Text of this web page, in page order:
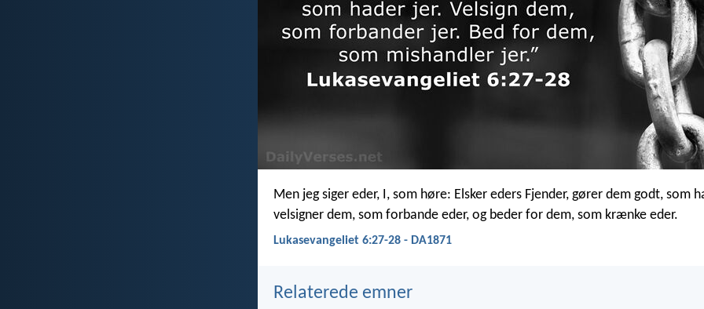
Men jeg siger eder, I, som høre: Elsker eders Fjender, gører dem godt, som
velsigner dem, som forbande eder, og beder for dem, som krænke eder.
Lukasevangeliet 6:27-28 - DA1871
Relaterede emner